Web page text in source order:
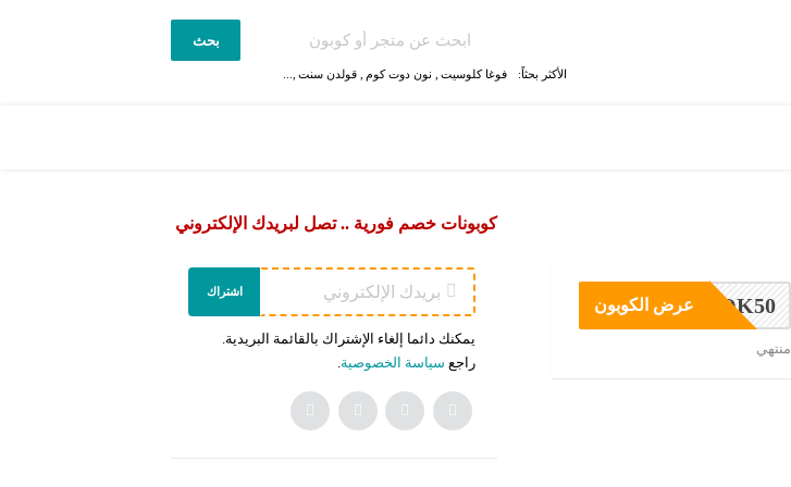
بحث
الأكثر بحثاً: فوغا كلوسيت نون دوت كوم قولدن سنت
OK50 عرض الكوبون
منتهي
كوبونات خصم فورية .. تصل لبريدك الإلكتروني
اشتراك
يمكنك دائما إلغاء الإشتراك بالقائمة البريدية.
راجع سياسة الخصوصية